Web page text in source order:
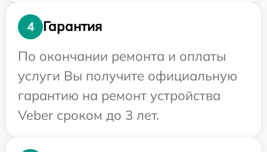
4
Гарантия
По окончании ремонта и оплаты
услуги Вы получите официальную
гарантию на ремонт устройства
Veber сроком до 3 лет.